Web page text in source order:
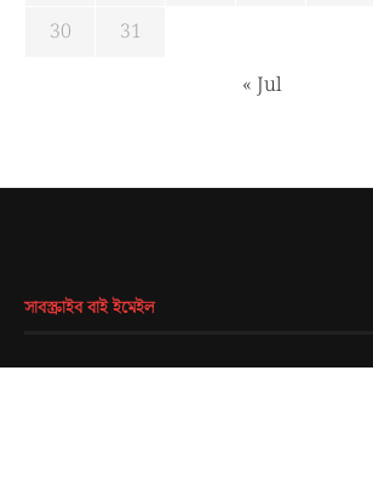
30
31
« Jul
সাবস্ক্রাইব বাই ইমেইল